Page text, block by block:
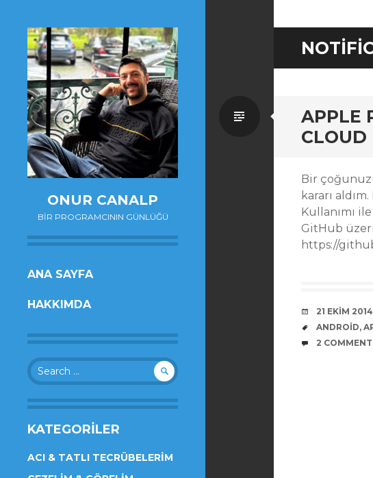
ONUR CANALP
BIR PROGRAMCININ GÜNLÜĞÜ
SKIP
CONTENT
ANA SAYFA
HAKKIMDA
Search
for:
KATEGORILER
ACI & TATLI TECRÜBELERIM
APPLE
CLOUD
Standard
Bir
kararı
Kullanımı
GitHub
https://
DATE
21 EKIM 2014
TAGS
ANDROID,
COMMENTS
2